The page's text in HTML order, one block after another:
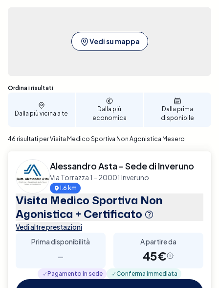
Vedi su mappa
Sono stati trovati 46 risultati
Ordina i risultati
Dalla più vicina a te
Dalla più
economica
Dalla prima
disponibile
46 risultati per Visita Medico Sportiva Non Agonistica Mesero
Alessandro Asta - Sede di Inveruno
Via Torrazza 1 - 20001 Inveruno
1.6 km
Visita Medico Sportiva Non
Agonistica + Certificato
Vedi altre prestazioni
Prima disponibilità
-
A partire da
45€
Pagamento in sede Conferma immediata